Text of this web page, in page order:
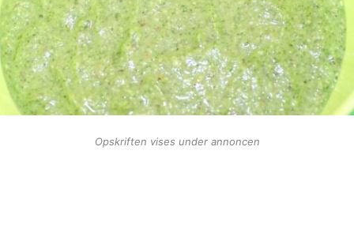
Opskriften vises under annoncen